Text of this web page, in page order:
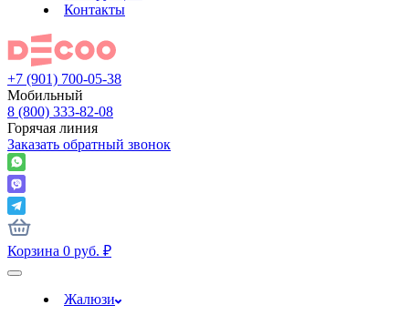
Контакты
+7 (901) 700-05-38
Мобильный
8 (800) 333-82-08
Горячая линия
Заказать обратный звонок
Корзина 0 руб. ₽
Жалюзи